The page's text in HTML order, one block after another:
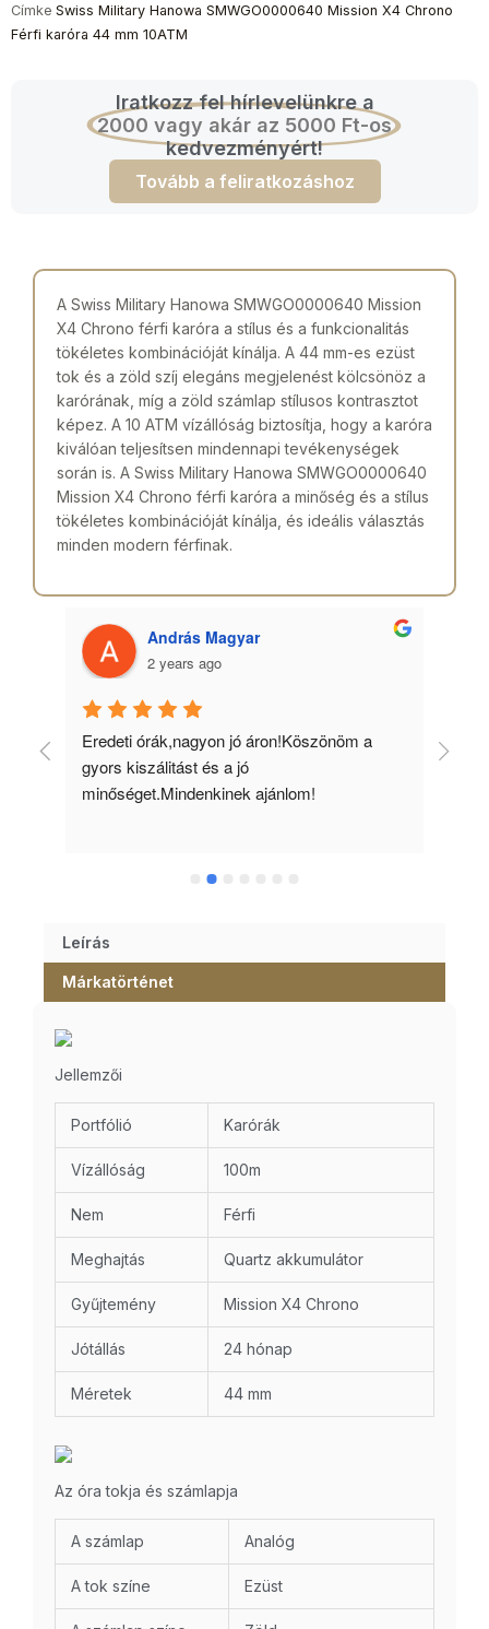
Címke Swiss Military Hanowa SMWGO0000640 Mission X4 Chrono
Férfi karóra 44 mm 10ATM
Iratkozz fel hírlevelünkre a
2000 vagy akár az 5000 Ft-os
kedvezményért!
Tovább a feliratkozáshoz
A Swiss Military Hanowa SMWGO0000640 Mission
X4 Chrono férfi karóra a stílus és a funkcionalitás
tökéletes kombinációját kínálja. A 44 mm-es ezüst
tok és a zöld szíj elegáns megjelenést kölcsönöz a
karórának, míg a zöld számlap stílusos kontrasztot
képez. A 10 ATM vízállóság biztosítja, hogy a karóra
kiválóan teljesítsen mindennapi tevékenységek
során is. A Swiss Military Hanowa SMWGO0000640
Mission X4 Chrono férfi karóra a minőség és a stílus
tökéletes kombinációját kínálja, és ideális választás
minden modern férfinak.
András Magyar
2 years ago
Eredeti órák,nagyon jó áron!Köszönöm a
gyors kiszálitást és a jó
minőséget.Mindenkinek ajánlom!
Leírás
Márkatörténet
Jellemzői
Portfólió Karórák
Vízállóság 100m
Nem Férfi
Meghajtás Quartz akkumulátor
Gyűjtemény Mission X4 Chrono
Jótállás 24 hónap
Méretek 44 mm
Az óra tokja és számlapja
A számlap Analóg
A tok színe Ezüst